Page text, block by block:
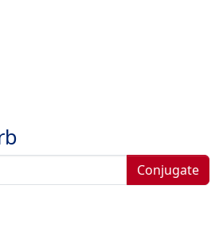
Conjugate